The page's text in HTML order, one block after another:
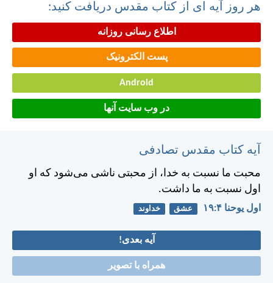
هر روز آیه ای از کتاب مقدس دریافت کنید:
اطلاع رسانی روزانه
پست الکترونیک
Android
در وب سایت آنها
آیه کتاب مقدس تصادفی
محبت ما نسبت به خدا، از محبتی ناشی می‌شود كه او
اول نسبت به ما داشت.
اول يوحنا ۴:‏۱۹ عشق خداوند
آیه بعدی!
همراه با تصویر